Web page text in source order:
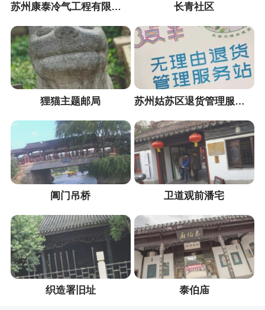
苏州康泰冷气工程有限公司 长青社区
狸猫主题邮局 苏州姑苏区退货管理服务站
阊门吊桥 卫道观前潘宅
织造署旧址 泰伯庙